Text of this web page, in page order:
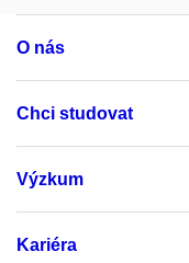
O nás
Chci studovat
Výzkum
Kariéra